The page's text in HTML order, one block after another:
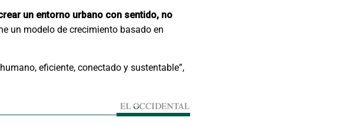
un entorno urbano con sentido, no
un modelo de crecimiento basado en
eficiente, conectado y sustentable”,